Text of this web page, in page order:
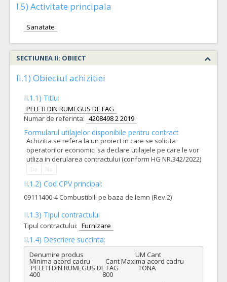
I.5) Activitate principala
Sanatate
SECTIUNEA II: OBIECT
II.1) Obiectul achizitiei
II.1.1) Titlu:
PELETI DIN RUMEGUS DE FAG
Numar de referinta: 4208498 2 2019
Formularul utilajelor disponibile pentru contract
Achizitia se refera la un proiect in care se solicita
operatorilor economici sa declare utilajele pe care le vor
utliza in derularea contractului (conform HG NR.342/2022)
II.1.2) Cod CPV principal:
09111400-4 Combustibili pe baza de lemn (Rev.2)
II.1.3) Tipul contractului
Tipul contractului: Furnizare
II.1.4) Descriere succinta:
Denumire produs                                  UM Cant
Minima acord cadru          Cant Maxima acord cadru
400                                         800